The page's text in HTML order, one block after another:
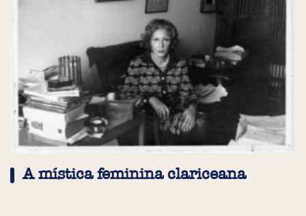
A mística feminina clariceana